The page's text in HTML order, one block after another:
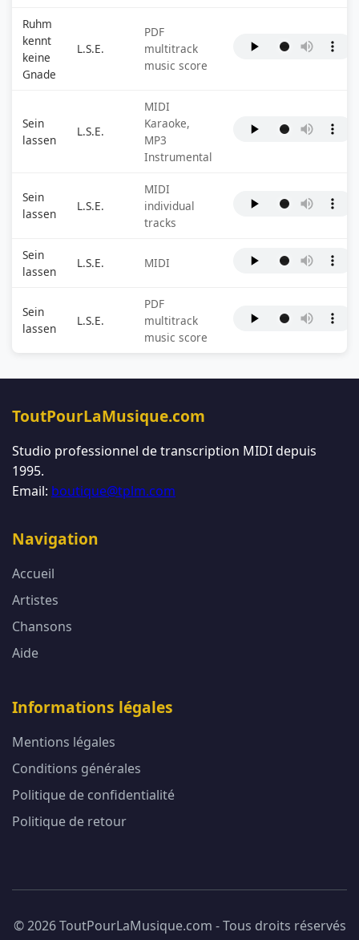
Ruhm
kennt
keine
Gnade
L.S.E.
PDF
multitrack
music score
Sein
lassen
L.S.E.
MIDI
Karaoke,
MP3
Instrumental
Sein
lassen
L.S.E.
MIDI
individual
tracks
Sein
lassen
L.S.E. MIDI
Sein
lassen
L.S.E.
PDF
multitrack
music score
ToutPourLaMusique.com
Studio professionnel de transcription MIDI depuis
1995.
Email: boutique@tplm.com
Navigation
Accueil
Artistes
Chansons
Aide
Informations légales
Mentions légales
Conditions générales
Politique de confidentialité
Politique de retour
© 2026 ToutPourLaMusique.com - Tous droits réservés